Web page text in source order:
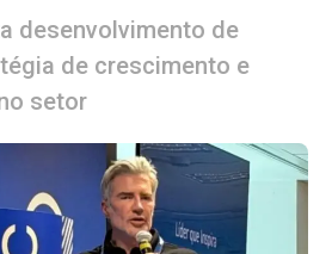
desenvolvimento de
de crescimento e
setor